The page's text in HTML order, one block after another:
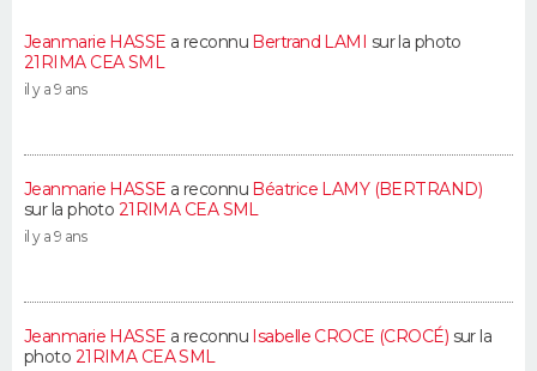
Jeanmarie HASSE a reconnu Bertrand LAMI
sur la photo
21RIMA CEA SML
il y a 9 ans
Jeanmarie HASSE a reconnu Béatrice LAMY (BERTRAND)
sur la photo 21RIMA CEA SML
il y a 9 ans
Jeanmarie HASSE a reconnu Isabelle CROCE (CROCÉ) sur la
photo 21RIMA CEA SML